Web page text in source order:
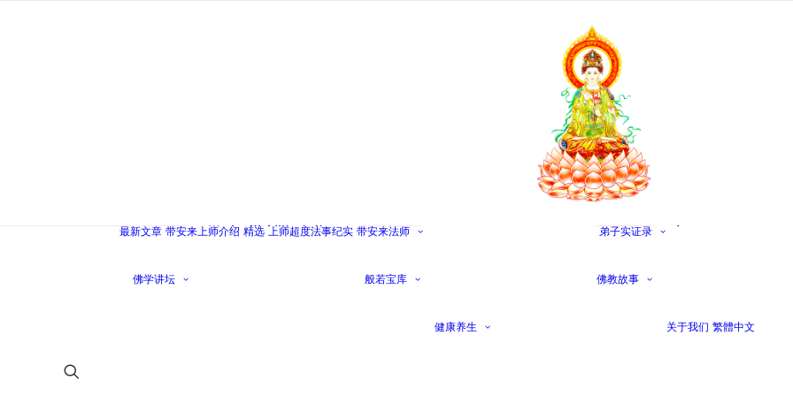
最新文章 带安来上师介绍 精选 上师超度法事纪实 带安来法师
带安来活动
弟子实证录
佛学讲坛
带安来佛学讲
般若宝库
楞严经
佛教故事
子
三参
健康养生 关于我们 繁體中文